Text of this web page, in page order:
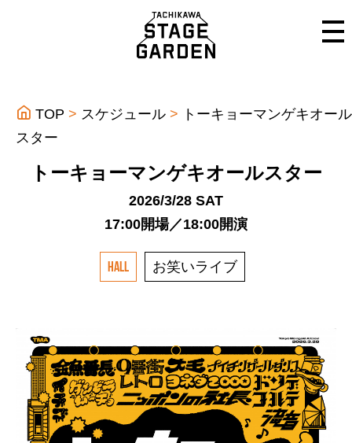
TOP スケジュール
トーキョーマンゲキオール
スター
トーキョーマンゲキオールスター
2026/3/28 SAT
17:00開場／18:00開演
HALL お笑いライブ